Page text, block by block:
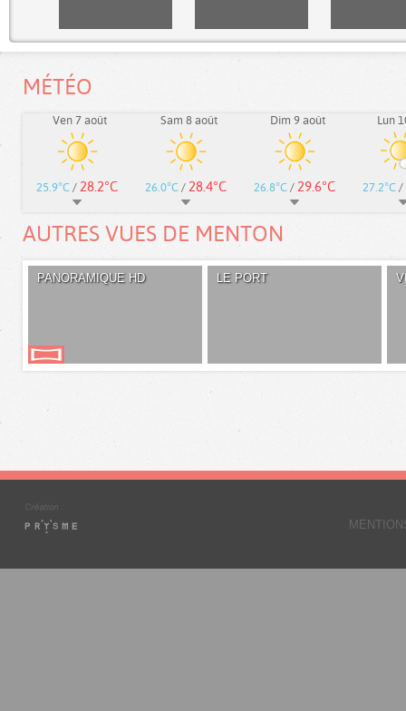
MÉTÉO
Ven 7 août
25.9°C / 28.2°C
Sam 8 août
26.0°C / 28.4°C
Dim 9 août
26.8°C / 29.6°C
Lun
27.2°C /
AUTRES VUES DE MENTON
PANORAMIQUE HD LE PORT